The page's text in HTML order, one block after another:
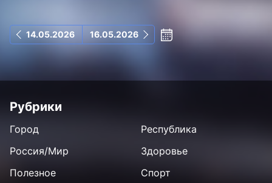
14.05.2026 16.05.2026
Рубрики
Город
Республика
Россия/Мир
Здоровье
Полезное
Спорт